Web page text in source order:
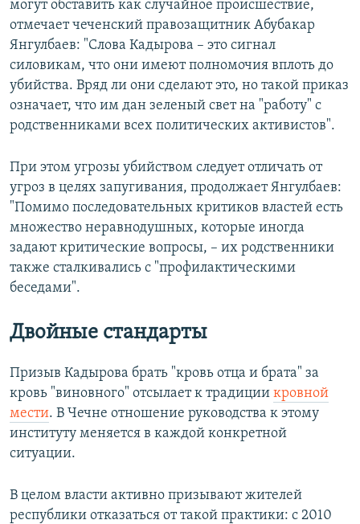
могут обставить как случайное происшествие,
отмечает чеченский правозащитник Абубакар
Янгулбаев: "Слова Кадырова – это сигнал
силовикам, что они имеют полномочия вплоть до
убийства. Вряд ли они сделают это, но такой приказ
означает, что им дан зеленый свет на "работу" с
родственниками всех политических активистов".
При этом угрозы убийством следует отличать от
угроз в целях запугивания, продолжает Янгулбаев:
"Помимо последовательных критиков властей есть
множество неравнодушных, которые иногда
задают критические вопросы, – их родственники
также сталкивались с "профилактическими
беседами".
Двойные стандарты
Призыв Кадырова брать "кровь отца и брата" за
кровь "виновного" отсылает к традиции кровной
мести. В Чечне отношение руководства к этому
институту меняется в каждой конкретной
ситуации.
В целом власти активно призывают жителей
республики отказаться от такой практики: с 2010